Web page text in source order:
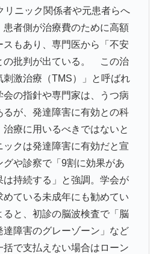
リニック関係者や元患者らへ
者側が治療費のために高額
もあり、専門医から「不安
の批判が出ている。 この治
刺激治療（TMS）」と呼ばれ
会の指針や専門家は、うつ病
るが、発達障害に有効との科
療に用いるべきではないと
クは発達障害に有効だと宣
や診察で「9割に効果があ
は持続する」と強調。学会が
ている未成年にも勧めてい
と、初診の脳波検査で「脳
達障害のグレーゾーン」など
括で支払えない場合はローン